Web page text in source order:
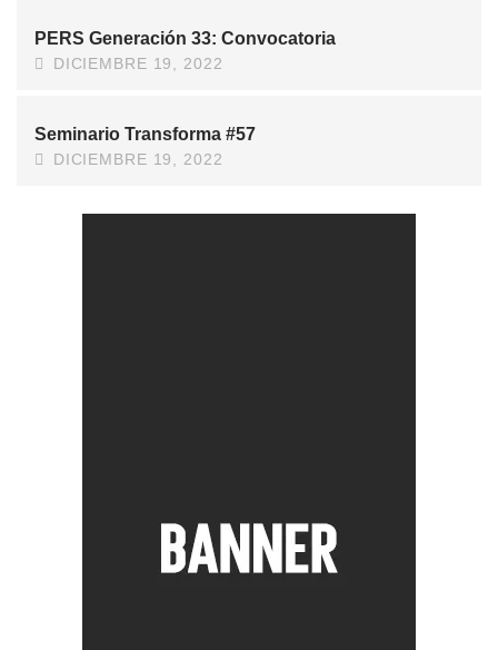
PERS Generación 33: Convocatoria
DICIEMBRE 19, 2022
Seminario Transforma #57
DICIEMBRE 19, 2022